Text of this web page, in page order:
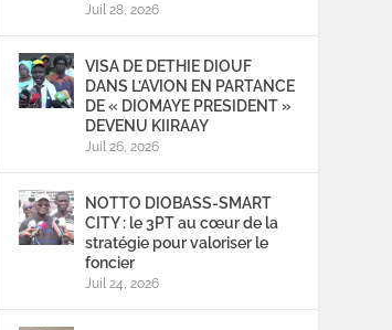
Juil 28, 2026
VISA DE DETHIE DIOUF
DANS L’AVION EN PARTANCE
DE « DIOMAYE PRESIDENT »
DEVENU KIIRAAY
Juil 26, 2026
NOTTO DIOBASS-SMART
CITY : le 3PT au cœur de la
stratégie pour valoriser le
foncier
Juil 24, 2026